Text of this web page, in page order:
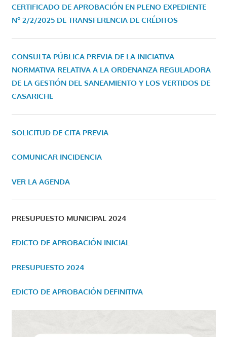
CERTIFICADO DE APROBACIÓN EN PLENO EXPEDIENTE
Nº 2/2/2025 DE TRANSFERENCIA DE CRÉDITOS
CONSULTA PÚBLICA PREVIA DE LA INICIATIVA
NORMATIVA RELATIVA A LA ORDENANZA REGULADORA
DE LA GESTIÓN DEL SANEAMIENTO Y LOS VERTIDOS DE
CASARICHE
SOLICITUD DE CITA PREVIA
COMUNICAR INCIDENCIA
VER LA AGENDA
PRESUPUESTO MUNICIPAL 2024
EDICTO DE APROBACIÓN INICIAL
PRESUPUESTO 2024
EDICTO DE APROBACIÓN DEFINITIVA